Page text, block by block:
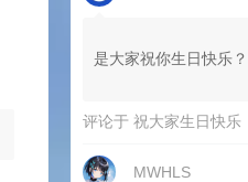
是大家祝你生日快乐？
评论于祝大家生日快乐
MWHLS